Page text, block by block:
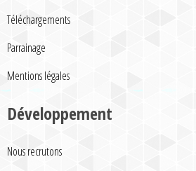
Téléchargements
Parrainage
Mentions légales
Développement
Nous recrutons